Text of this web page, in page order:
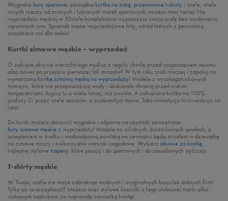
Wygodne buty sportowe, porządna kurtka na zimę, przewiewne t-shirty i wiele, wiele
innych rzeczy od znanych i lubianych marek sportowych możesz mieć taniej! Na
wyprzedaży męskiej w 50style kompleksowo wyposażysz swoją szafę bez wydawania
ogromnych sum. Sprawdź nasze wyprzedażowe hity, wśród których z pewnością
znajdziesz coś dla siebie!
Kurtki zimowe męskie – wyprzedaż
O zakupie okrycia wierzchniego myślisz z reguły chwilę przed rozpoczęciem sezonu
albo nawet po przejściu pierwszej fali mrozów? W tym roku zrób inaczej i zapoluj na
wymarzoną kurtkę zimową męską na wyprzedaży! Modele z wysokogatunkowych
tworzyw, które nie przepuszczają wody i doskonale chronią przed niskimi
temperaturami, kupisz tu o wiele taniej, niż zwykle. A zakupiona kurtka na 100%
posłuży Ci przez wiele sezonów w znakomitym stanie. Taka inwestycja to inwestycja na
lata!
Do kurtki możesz dorzucić wygodne i odporne na czynniki zewnętrzne
buty zimowe męskie z wyprzedaży! Modele na solidnych, bieżnikowych spodach, z
ociepleniem w środku i wodoodporną powłoką na zewnątrz będą strzałem w dziesiątkę
na zimowe mrozy i niekorzystne warunki pogodowe. Wybierz obuwie za kostkę,
najlepiej stylowe trapery, które pasują i do sportowych i do casualowych stylizacji.
T-shirty męskie
W Twojej szafie nie może zabraknąć modnych i oryginalnych koszulek dobrych firm!
Tylko po co przepłacać? Możesz mieć stylowe koszulki z logo ulubionej marki albo
ciekawym nadrukiem za naprawdę niewielką kwotę!